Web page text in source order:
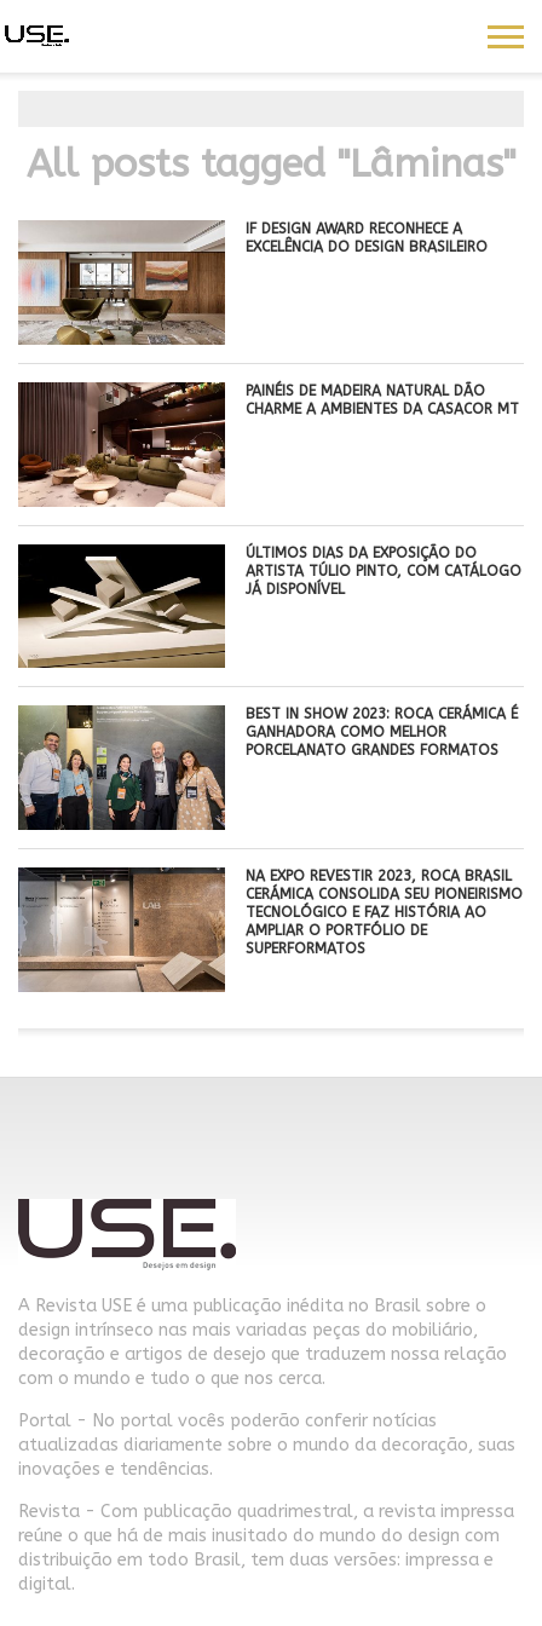
All posts tagged "Lâminas"
IF DESIGN AWARD RECONHECE A
EXCELÊNCIA DO DESIGN BRASILEIRO
PAINÉIS DE MADEIRA NATURAL DÃO
CHARME A AMBIENTES DA CASACOR MT
ÚLTIMOS DIAS DA EXPOSIÇÃO DO
ARTISTA TÚLIO PINTO, COM CATÁLOGO
JÁ DISPONÍVEL
BEST IN SHOW 2023: ROCA CERÁMICA É
GANHADORA COMO MELHOR
PORCELANATO GRANDES FORMATOS
NA EXPO REVESTIR 2023, ROCA BRASIL
CERÁMICA CONSOLIDA SEU PIONEIRISMO
TECNOLÓGICO E FAZ HISTÓRIA AO
AMPLIAR O PORTFÓLIO DE
SUPERFORMATOS
A Revista USE é uma publicação inédita no Brasil sobre o
design intrínseco nas mais variadas peças do mobiliário,
decoração e artigos de desejo que traduzem nossa relação
com o mundo e tudo o que nos cerca.
Portal - No portal vocês poderão conferir notícias
atualizadas diariamente sobre o mundo da decoração, suas
inovações e tendências.
Revista - Com publicação quadrimestral, a revista impressa
reúne o que há de mais inusitado do mundo do design com
distribuição em todo Brasil, tem duas versões: impressa e
digital.